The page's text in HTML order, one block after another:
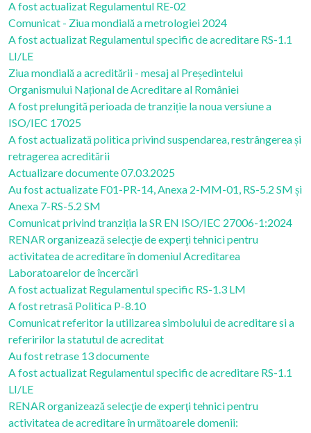
A fost actualizat Regulamentul RE-02
Comunicat - Ziua mondială a metrologiei 2024
A fost actualizat Regulamentul specific de acreditare RS-1.1
LI/LE
Ziua mondială a acreditării - mesaj al Președintelui
Organismului Național de Acreditare al României
A fost prelungită perioada de tranziție la noua versiune a
ISO/IEC 17025
A fost actualizată politica privind suspendarea, restrângerea și
retragerea acreditării
Actualizare documente 07.03.2025
Au fost actualizate F01-PR-14, Anexa 2-MM-01, RS-5.2 SM și
Anexa 7-RS-5.2 SM
Comunicat privind tranziția la SR EN ISO/IEC 27006-1:2024
RENAR organizează selecţie de experţi tehnici pentru
activitatea de acreditare în domeniul Acreditarea
Laboratoarelor de încercări
A fost actualizat Regulamentul specific RS-1.3 LM
A fost retrasă Politica P-8.10
Comunicat referitor la utilizarea simbolului de acreditare si a
referirilor la statutul de acreditat
Au fost retrase 13 documente
A fost actualizat Regulamentul specific de acreditare RS-1.1
LI/LE
RENAR organizează selecţie de experţi tehnici pentru
activitatea de acreditare în următoarele domenii: